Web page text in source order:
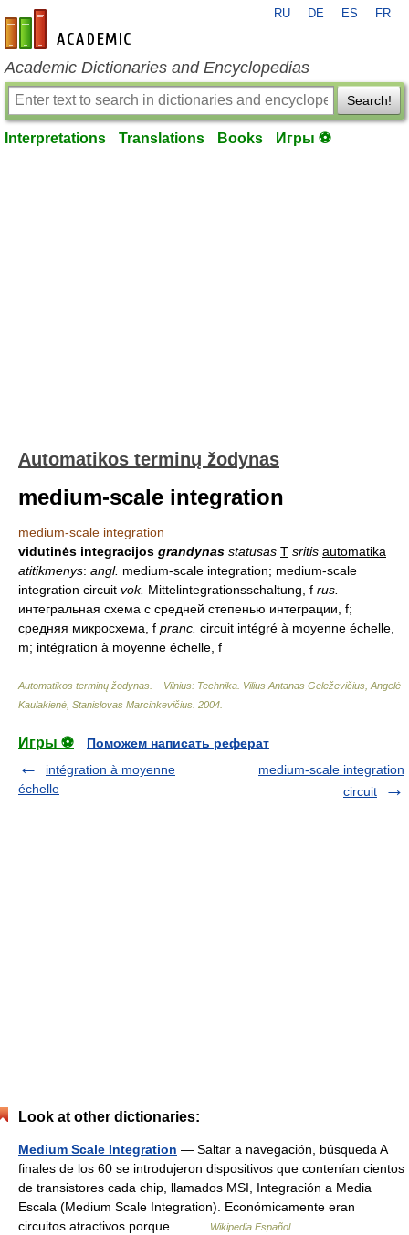
en-academic.com
RU DE ES FR
Academic Dictionaries and Encyclopedias
Search!
Interpretations Translations Books Игры ⚽
Automatikos terminų žodynas
medium-scale integration
medium-scale integration
vidutinės integracijos grandynas statusas T sritis automatika
atitikmenys: angl. medium-scale integration; medium-scale
integration circuit vok. Mittelintegrationsschaltung, f rus.
интегральная схема с средней степенью интеграции, f;
средняя микросхема, f pranc. circuit intégré à moyenne échelle,
m; intégration à moyenne échelle, f
Automatikos terminų žodynas. – Vilnius: Technika Vilius Antanas Geleževičius, Angelė
Kaulakienė, Stanislovas Marcinkevičius 2004
Игры ⚽
Поможем написать реферат
intégration à moyenne
échelle
medium-scale integration
circuit
Look at other dictionaries:
Medium Scale Integration — Saltar a navegación, búsqueda A
finales de los 60 se introdujeron dispositivos que contenían cientos
de transistores cada chip, llamados MSI, Integración a Media
Escala (Medium Scale Integration). Económicamente eran
circuitos atractivos porque… …
Wikipedia Español